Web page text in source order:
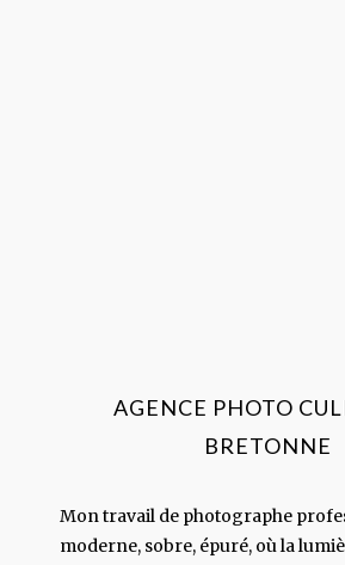
AGENCE PHOTO
BRETONNE
Mon travail de photographe
moderne, sobre, épuré, où la